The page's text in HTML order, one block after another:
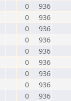
0
936
0
936
0
936
0
936
0
936
0
936
0
936
0
936
0
936